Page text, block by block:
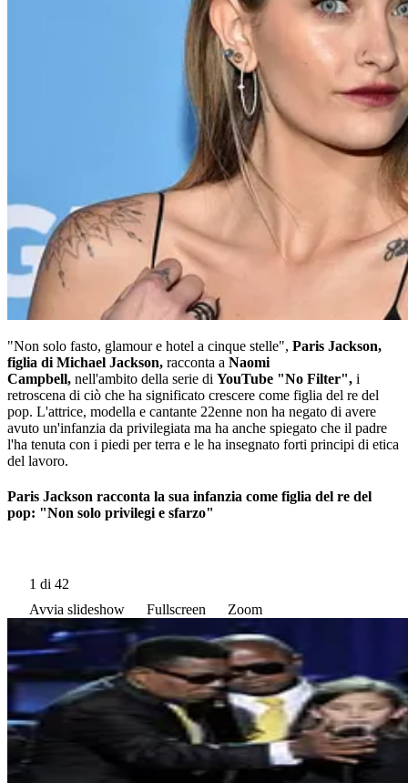
"Non solo fasto, glamour e hotel a cinque stelle", Paris Jackson,
figlia di Michael Jackson, racconta a Naomi
Campbell, nell'ambito della serie di YouTube "No Filter", i
retroscena di ciò che ha significato crescere come figlia del re del
pop. L'attrice, modella e cantante 22enne non ha negato di avere
avuto un'infanzia da privilegiata ma ha anche spiegato che il padre
l'ha tenuta con i piedi per terra e le ha insegnato forti principi di etica
del lavoro.
Paris Jackson racconta la sua infanzia come figlia del re del
pop: "Non solo privilegi e sfarzo"
1 di 42
Avvia slideshow
Fullscreen Zoom